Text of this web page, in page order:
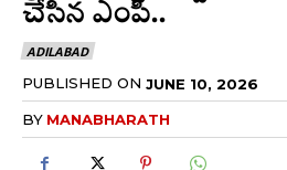
చేసిన ఎంపీ..
ADILABAD
PUBLISHED ON JUNE 10, 2026
BY MANABHARATH